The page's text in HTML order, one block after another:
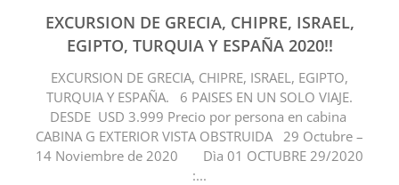
EXCURSION DE GRECIA, CHIPRE, ISRAEL,
EGIPTO, TURQUIA Y ESPAÑA 2020!!
EXCURSION DE GRECIA, CHIPRE, ISRAEL, EGIPTO,
TURQUIA Y ESPAÑA. 6 PAISES EN UN SOLO VIAJE.
DESDE USD 3.999 Precio por persona en cabina
CABINA G EXTERIOR VISTA OBSTRUIDA 29 Octubre –
14 Noviembre de 2020 Dìa 01 OCTUBRE 29/2020
:...